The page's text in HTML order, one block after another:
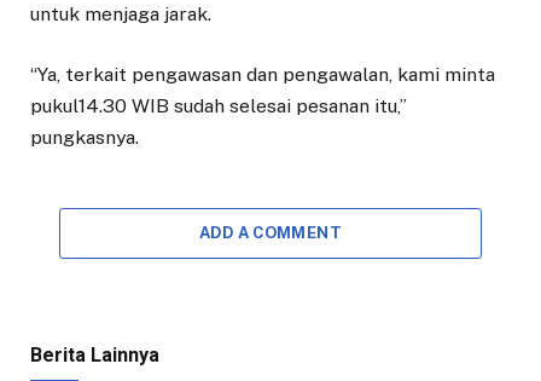
untuk menjaga jarak.
“Ya, terkait pengawasan dan pengawalan, kami minta
pukul14.30 WIB sudah selesai pesanan itu,”
pungkasnya.
ADD A COMMENT
Berita Lainnya